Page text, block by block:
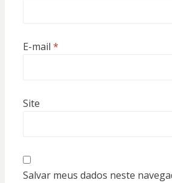
E-mail *
Site
Salvar meus dados neste